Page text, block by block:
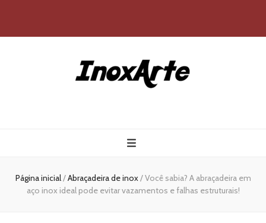
Página inicial/Abraçadeira de inox/Você sabia? A abraçadeira em
aço inox ideal pode evitar vazamentos e falhas estruturais!